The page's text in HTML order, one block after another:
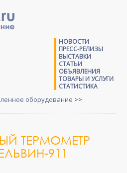
НОВОСТИ
ПРЕСС-РЕЛИЗЫ
ВЫСТАВКИ
СТАТЬИ
ОБЪЯВЛЕНИЯ
ТОВАРЫ И УСЛУГИ
СТАТИСТИКА
оборудование >>
ТЕРМОМЕТР
911